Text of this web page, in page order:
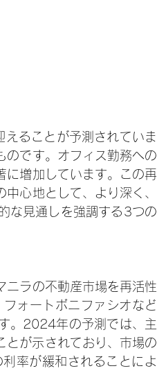
ることが予測されていま
のです。オフィス勤務への
に増加しています。この再
心地として、より深く、
な見通しを強調する3つの
ニラの不動産市場を再活性
ォートボニファシオなど
。2024年の予測では、主
が示されており、市場の
率が緩和されることによ